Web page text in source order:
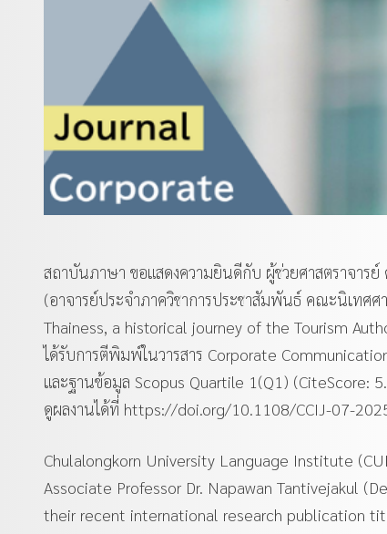
สถาบันภาษา ขอแสดงความยินดีกับ ผู้ช่วยศาสตราจาร
(อาจารย์ประจำภาควิชาการประชาสัมพันธ์ คณะนิเทศ
Thainess, a historical journey of the Tourism
ได้รับการตีพิมพ์ในวารสาร Corporate
และฐานข้อมูล Scopus Quartile 1(Q1) (CiteScore:
ดูผลงานได้ที่ https://doi.org/10.1108/CCIJ-07-
Chulalongkorn University Language Institute
Associate Professor Dr. Napawan Tantivejakul
their recent international research publication